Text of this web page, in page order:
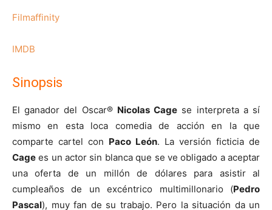
Filmaffinity
IMDB
Sinopsis
El ganador del Oscar® Nicolas Cage se interpreta a sí
mismo en esta loca comedia de acción en la que
comparte cartel con Paco León. La versión ficticia de
Cage es un actor sin blanca que se ve obligado a aceptar
una oferta de un millón de dólares para asistir al
cumpleaños de un excéntrico multimillonario (Pedro
Pascal), muy fan de su trabajo. Pero la situación da un